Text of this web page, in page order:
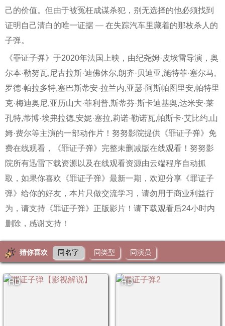
己的价值。但由于被冤枉成谋杀犯，别无选择的他必须找到
证明自己清白的唯一证据 — 在失踪汽车里藏着的那枚杀人的
子弹。
《罪证子弹》于2020年法国上映，由纪尧姆·皮埃雷导演，奥
尔本·勒努瓦,尼古拉斯·迪佛休尔,朗齐·贝迪亚,施特菲·塞尔马,
罗德·帕拉多特,塞巴斯蒂安·拉兰内,亚瑟·阿斯帕图里安,帕特里
克·梅迪奥尼,亚历山大·菲利普,斯蒂芬·斯卡迪基奥,达米安·莱
孔特,蒂博·埃弗拉德,安妮·塞拉,莉诺·勒诺瓦,帕斯卡·艾比约,山
姆·费尔等主演的一部动作片！努努影院提供《罪证子弹》免
费在线观看，《罪证子弹》完整未删减版在线观看！努努影
院所有迅雷下载资源以及在线观看资源由云端程序自动抓
取，如果你喜欢《罪证子弹》最新一期，欢迎分享《罪证子
弹》给你的好友，本片只做交流学习，请勿用于商业利益行
为，请支持《罪证子弹》正版影片！请下载观看后24小时内
删除，感谢支持！
猜你喜欢 同名字 同类型 同演员
HD HD